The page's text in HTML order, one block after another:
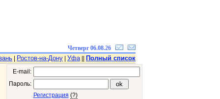
Четверг 06.08.26
Ростов-на-Дону Уфа|| Полный список
E-mail:
Пароль:
Регистрация (?)